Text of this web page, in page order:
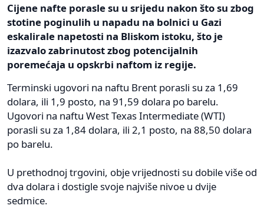
Cijene nafte porasle su u srijedu nakon što su zbog
stotine poginulih u napadu na bolnici u Gazi
eskalirale napetosti na Bliskom istoku, što je
izazvalo zabrinutost zbog potencijalnih
poremećaja u opskrbi naftom iz regije.
Terminski ugovori na naftu Brent porasli su za 1,69
dolara, ili 1,9 posto, na 91,59 dolara po barelu.
Ugovori na naftu West Texas Intermediate (WTI)
porasli su za 1,84 dolara, ili 2,1 posto, na 88,50 dolara
po barelu.
U prethodnoj trgovini, obje vrijednosti su dobile više od
dva dolara i dostigle svoje najviše nivoe u dvije
sedmice.